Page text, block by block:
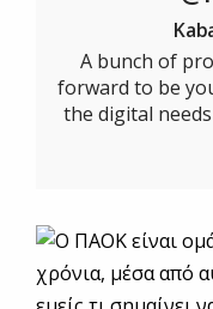
A bunch of
forward to be
the digital